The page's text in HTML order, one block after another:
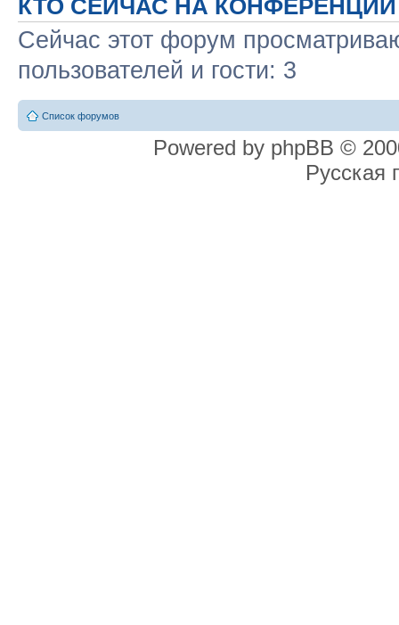
КТО СЕЙЧАС НА КОНФЕРЕНЦИИ
Сейчас этот форум
пользователей и гости: 3
Список форумов
Powered by phpBB ©
Русская